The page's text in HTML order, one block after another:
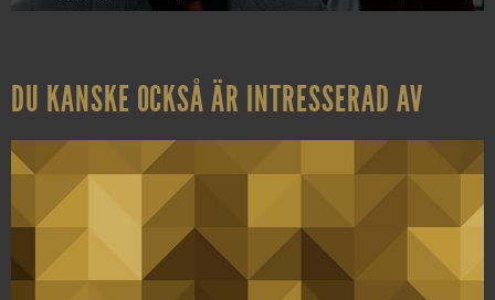
DU KANSKE OCKSÅ ÄR INTRESSERAD AV